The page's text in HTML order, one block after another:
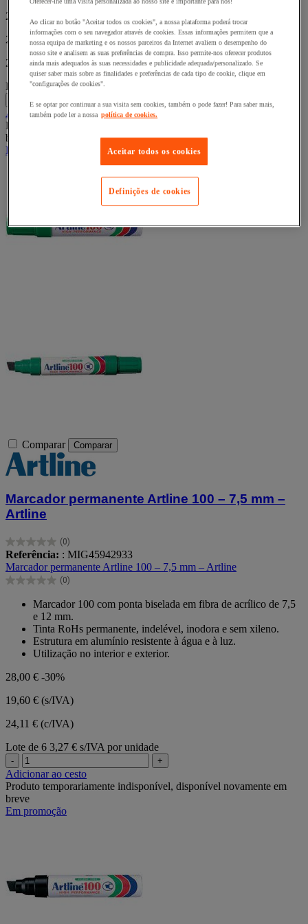
22,25 €
20,03 €(s/IVA)
24,64 € (c/IVA)
Lote de 12 1,67 € s/IVA por unidade
+
Adicionar ao cesto
Produto temporariamente indisponível, disponível novamente em
breve
Em promoção
Comparar Comparar
Marcador permanente Artline 100 – 7,5 mm –
Artline
(0)
0.0
em
5
estrelas.
Referência: : MIG45942933
Marcador permanente Artline 100 – 7,5 mm – Artline
(0)
0.0
estrelas.
Marcador 100 com ponta biselada em fibra de acrílico de 7,5
e 12 mm.
Tinta RoHs permanente, indelével, inodora e sem xileno.
Estrutura em alumínio resistente à água e à luz.
Utilização no interior e exterior.
28,00 € -30%
19,60 € (s/IVA)
24,11 € (c/IVA)
Lote de 6 3,27 € s/IVA por unidade
- +
Adicionar ao cesto
Produto temporariamente indisponível, disponível novamente em
breve
Em promoção
Ao clicar no botão "Aceitar todos os cookies", a nossa plataforma poderá trocar
informações com o seu navegador através de cookies. Essas informações permitem que a
nossa equipa de marketing e os nossos parceiros da Internet avaliem o desempenho do
nosso site e analisem as suas preferências de compra. Isso permite-nos oferecer produtos
ainda mais adequados às suas necessidades e publicidade adequada/personalizado. Se
quiser saber mais sobre as finalidades e preferências de cada tipo de cookie, clique em
"configurações de cookies".
E se optar por continuar a sua visita sem cookies, também o pode fazer! Para saber mais,
também pode ler a nossa política de cookies.
Aceitar todos os cookies
Definições de cookies